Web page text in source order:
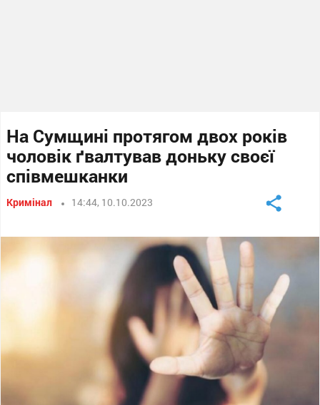
На Сумщині протягом двох років
чоловік ґвалтував доньку своєї
співмешканки
Кримінал 14:44, 10.10.2023